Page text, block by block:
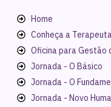
Home
Conheça a Terapeuta
Oficina para Gestão
Jornada - O Básico
Jornada - O
Jornada - Novo